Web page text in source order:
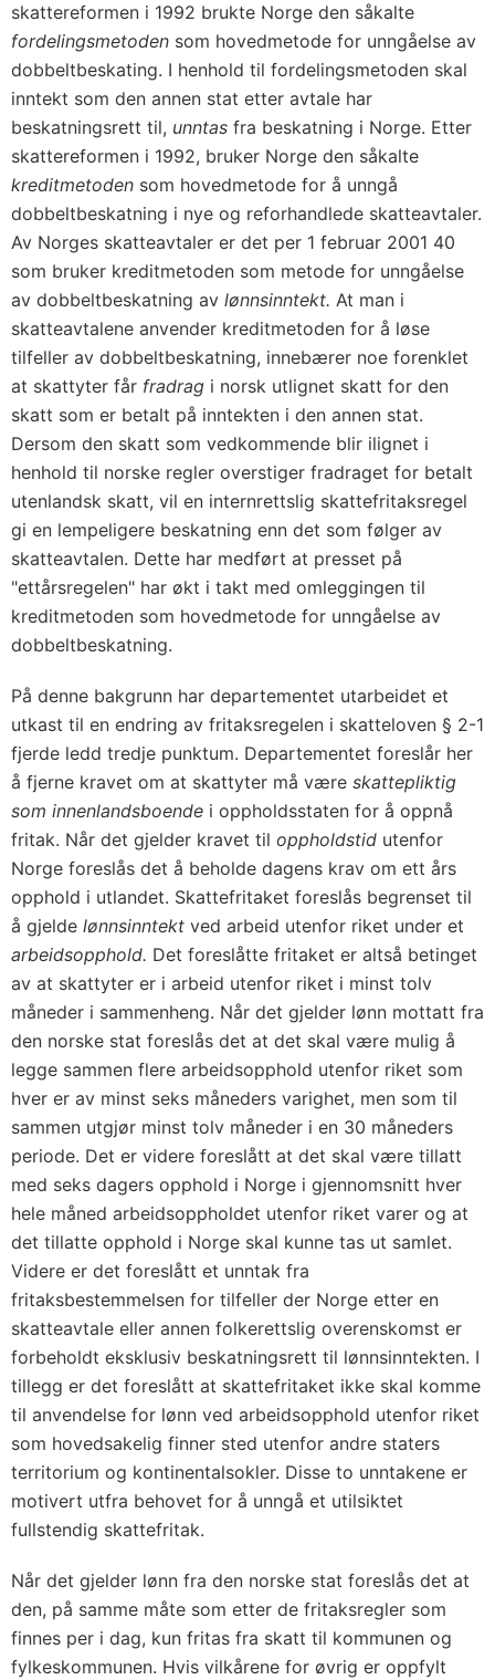
skattereformen i 1992 brukte Norge den såkalte
fordelingsmetoden som hovedmetode for unngåelse av
dobbeltbeskating. I henhold til fordelingsmetoden skal
inntekt som den annen stat etter avtale har
beskatningsrett til, unntas fra beskatning i Norge. Etter
skattereformen i 1992, bruker Norge den såkalte
kreditmetoden som hovedmetode for å unngå
dobbeltbeskatning i nye og reforhandlede skatteavtaler.
Av Norges skatteavtaler er det per 1 februar 2001 40
som bruker kreditmetoden som metode for unngåelse
av dobbeltbeskatning av lønnsinntekt. At man i
skatteavtalene anvender kreditmetoden for å løse
tilfeller av dobbeltbeskatning, innebærer noe forenklet
at skattyter får fradrag i norsk utlignet skatt for den
skatt som er betalt på inntekten i den annen stat.
Dersom den skatt som vedkommende blir ilignet i
henhold til norske regler overstiger fradraget for betalt
utenlandsk skatt, vil en internrettslig skattefritaksregel
gi en lempeligere beskatning enn det som følger av
skatteavtalen. Dette har medført at presset på
"ettårsregelen" har økt i takt med omleggingen til
kreditmetoden som hovedmetode for unngåelse av
dobbeltbeskatning.
På denne bakgrunn har departementet utarbeidet et
utkast til en endring av fritaksregelen i skatteloven § 2-1
fjerde ledd tredje punktum. Departementet foreslår her
å fjerne kravet om at skattyter må være skattepliktig
som innenlandsboende i oppholdsstaten for å oppnå
fritak. Når det gjelder kravet til oppholdstid utenfor
Norge foreslås det å beholde dagens krav om ett års
opphold i utlandet. Skattefritaket foreslås begrenset til
å gjelde lønnsinntekt ved arbeid utenfor riket under et
arbeidsopphold. Det foreslåtte fritaket er altså betinget
av at skattyter er i arbeid utenfor riket i minst tolv
måneder i sammenheng. Når det gjelder lønn mottatt fra
den norske stat foreslås det at det skal være mulig å
legge sammen flere arbeidsopphold utenfor riket som
hver er av minst seks måneders varighet, men som til
sammen utgjør minst tolv måneder i en 30 måneders
periode. Det er videre foreslått at det skal være tillatt
med seks dagers opphold i Norge i gjennomsnitt hver
hele måned arbeidsoppholdet utenfor riket varer og at
det tillatte opphold i Norge skal kunne tas ut samlet.
Videre er det foreslått et unntak fra
fritaksbestemmelsen for tilfeller der Norge etter en
skatteavtale eller annen folkerettslig overenskomst er
forbeholdt eksklusiv beskatningsrett til lønnsinntekten. I
tillegg er det foreslått at skattefritaket ikke skal komme
til anvendelse for lønn ved arbeidsopphold utenfor riket
som hovedsakelig finner sted utenfor andre staters
territorium og kontinentalsokler. Disse to unntakene er
motivert utfra behovet for å unngå et utilsiktet
fullstendig skattefritak.
Når det gjelder lønn fra den norske stat foreslås det at
den, på samme måte som etter de fritaksregler som
finnes per i dag, kun fritas fra skatt til kommunen og
fylkeskommunen. Hvis vilkårene for øvrig er oppfylt